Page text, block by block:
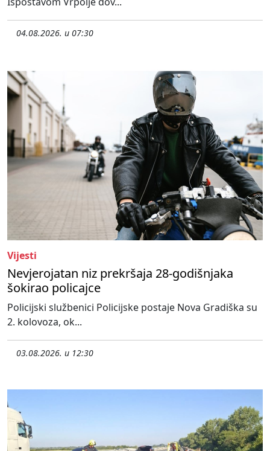
04.08.2026. u 07:30
Vijesti
Nevjerojatan niz prekršaja 28-godišnjaka
šokirao policajce
Policijski službenici Policijske postaje Nova Gradiška su
2. kolovoza, ok...
03.08.2026. u 12:30